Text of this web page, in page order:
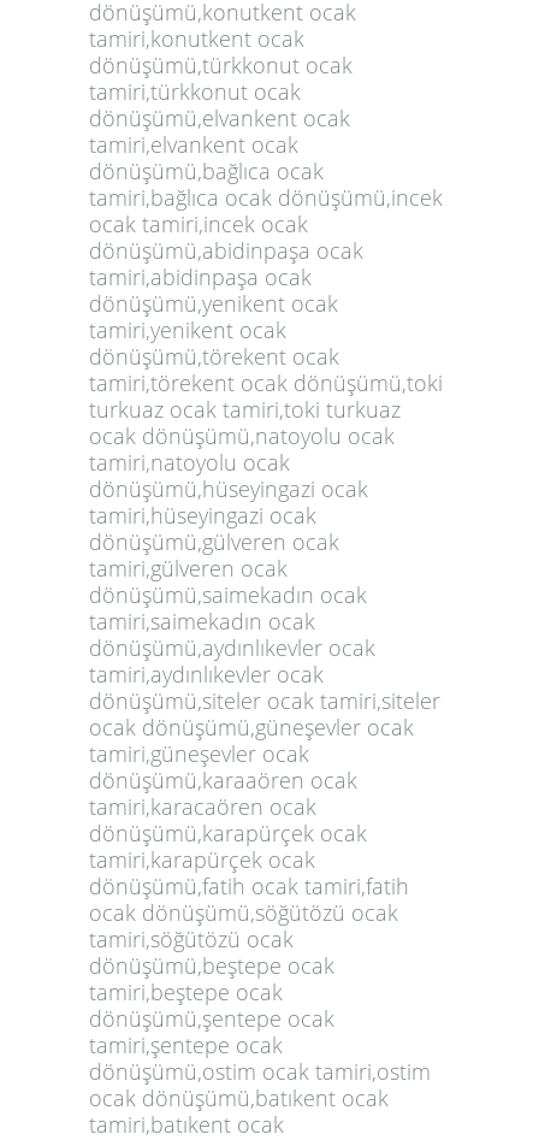
dönüşümü,konutkent ocak
tamiri,konutkent ocak
dönüşümü,türkkonut ocak
tamiri,türkkonut ocak
dönüşümü,elvankent ocak
tamiri,elvankent ocak
dönüşümü,bağlıca ocak
tamiri,bağlıca ocak dönüşümü,incek
ocak tamiri,incek ocak
dönüşümü,abidinpaşa ocak
tamiri,abidinpaşa ocak
dönüşümü,yenikent ocak
tamiri,yenikent ocak
dönüşümü,törekent ocak
tamiri,törekent ocak dönüşümü,toki
turkuaz ocak tamiri,toki turkuaz
ocak dönüşümü,natoyolu ocak
tamiri,natoyolu ocak
dönüşümü,hüseyingazi ocak
tamiri,hüseyingazi ocak
dönüşümü,gülveren ocak
tamiri,gülveren ocak
dönüşümü,saimekadın ocak
tamiri,saimekadın ocak
dönüşümü,aydınlıkevler ocak
tamiri,aydınlıkevler ocak
dönüşümü,siteler ocak tamiri,siteler
ocak dönüşümü,güneşevler ocak
tamiri,güneşevler ocak
dönüşümü,karaaören ocak
tamiri,karacaören ocak
dönüşümü,karapürçek ocak
tamiri,karapürçek ocak
dönüşümü,fatih ocak tamiri,fatih
ocak dönüşümü,söğütözü ocak
tamiri,söğütözü ocak
dönüşümü,beştepe ocak
tamiri,beştepe ocak
dönüşümü,şentepe ocak
tamiri,şentepe ocak
dönüşümü,ostim ocak tamiri,ostim
ocak dönüşümü,batıkent ocak
tamiri,batıkent ocak